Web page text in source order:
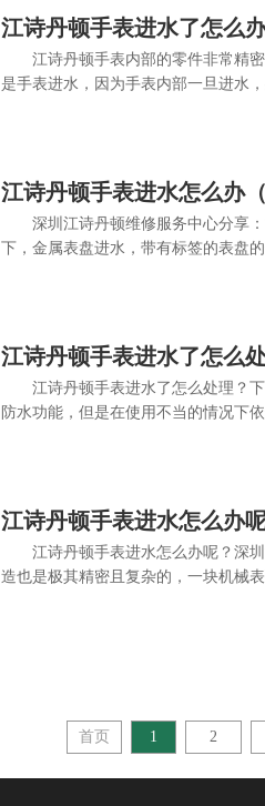
江诗丹顿手表进水了怎么
江诗丹顿手表内部的零件非常精
是手表进水，因为手表内部一旦进水
江诗丹顿手表进水怎么办
深圳江诗丹顿维修服务中心分享
下，金属表盘进水，带有标签的表盘
江诗丹顿手表进水了怎么
江诗丹顿手表进水了怎么处理？
防水功能，但是在使用不当的情况下
江诗丹顿手表进水怎么办
江诗丹顿手表进水怎么办呢？深
造也是极其精密且复杂的，一块机械
首页 1 2